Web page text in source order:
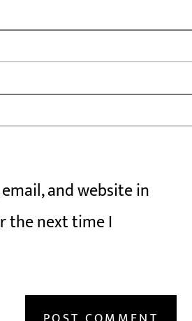
and website in
the next time I